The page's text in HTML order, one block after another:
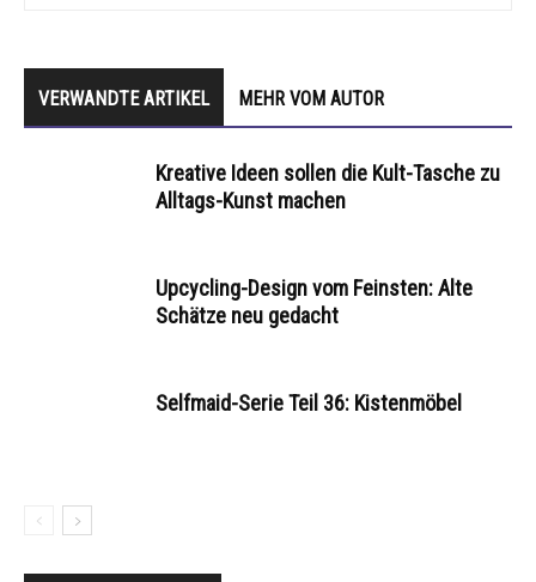
VERWANDTE ARTIKEL MEHR VOM AUTOR
Kreative Ideen sollen die Kult-Tasche zu
Alltags-Kunst machen
Upcycling-Design vom Feinsten: Alte
Schätze neu gedacht
Selfmaid-Serie Teil 36: Kistenmöbel